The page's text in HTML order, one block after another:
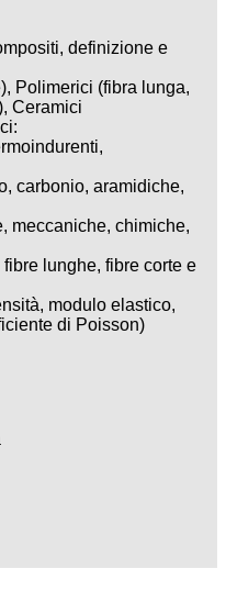
definizione e
Polimerici (fibra lunga,
Ceramici
carbonio, aramidiche,
meccaniche, chimiche,
lunghe, fibre corte e
modulo elastico,
di Poisson)